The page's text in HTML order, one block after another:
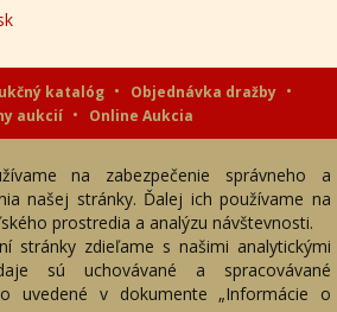
katalóg
Objednávka dražby
aukcií
Online Aukcia
a textových súčastí tejto stránky je
súhlasom jej vlastníka. Všetky práva sú
vyhradené.
na zabezpečenie správneho a
našej stránky. Ďalej ich používame na
prostredia a analýzu návštevnosti.
stránky zdieľame s našimi analytickými
sú uchovávané a spracovávané
uvedené v dokumente „Informácie o